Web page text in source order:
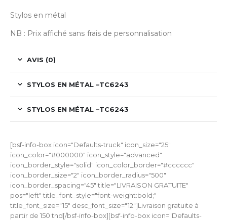
Stylos en métal
NB : Prix affiché sans frais de personnalisation
AVIS (0)
STYLOS EN MÉTAL –TC6243
STYLOS EN MÉTAL –TC6243
[bsf-info-box icon="Defaults-truck" icon_size="25"
icon_color="#000000" icon_style="advanced"
icon_border_style="solid" icon_color_border="#cccccc"
icon_border_size="2" icon_border_radius="500"
icon_border_spacing="45" title="LIVRAISON GRATUITE"
pos="left" title_font_style="font-weight:bold;"
title_font_size="15" desc_font_size="12"]Livraison gratuite à
partir de 150 tnd[/bsf-info-box][bsf-info-box icon="Defaults-